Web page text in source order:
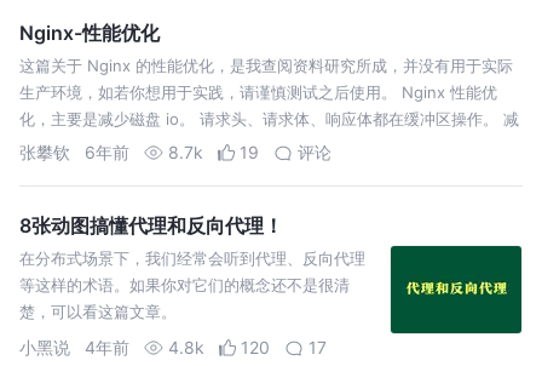
Nginx-性能优化
这篇关于 Nginx 的性能优化，是我查阅资料研究所成，并没有用于实际
生产环境，如若你想用于实践，请谨慎测试之后使用。 Nginx 性能优
化，主要是减少磁盘 io。 请求头、请求体、响应体都在缓冲区操作。 减
少网络 io。 gzip 压缩。前端资源也可以提前进行 gzip 压缩…
张攀钦 6年前 8.7k 19 评论
8张动图搞懂代理和反向代理！
在分布式场景下，我们经常会听到代理、反向代理
等这样的术语。如果你对它们的概念还不是很清
楚，可以看这篇文章。
小黑说 4年前 4.8k 120 17